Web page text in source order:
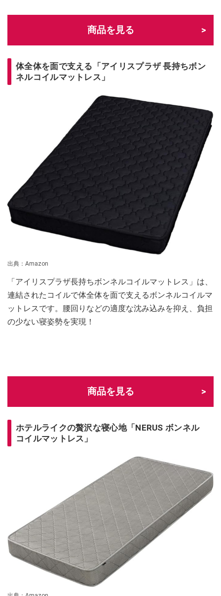
商品を見る
体全体を面で支える「アイリスプラザ 長持ちボン
ネルコイルマットレス」
出典：Amazon
「アイリスプラザ長持ちボンネルコイルマットレス」は、
連結されたコイルで体全体を面で支えるボンネルコイルマ
ットレスです。腰回りなどの適度な沈み込みを抑え、負担
の少ない寝姿勢を実現！
商品を見る
ホテルライクの贅沢な寝心地「NERUS ボンネル
コイルマットレス」